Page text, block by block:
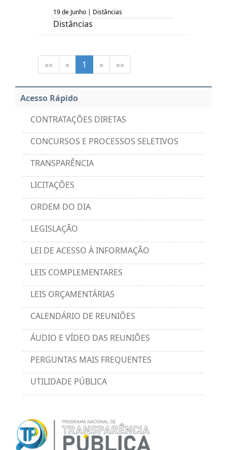
19 de Junho | Distâncias
Distâncias
«« « 1 » »»
Acesso Rápido
CONTRATAÇÕES DIRETAS
CONCURSOS E PROCESSOS SELETIVOS
TRANSPARÊNCIA
LICITAÇÕES
ORDEM DO DIA
LEGISLAÇÃO
LEI DE ACESSO À INFORMAÇÃO
LEIS COMPLEMENTARES
LEIS ORÇAMENTÁRIAS
CALENDÁRIO DE REUNIÕES
ÁUDIO E VÍDEO DAS REUNIÕES
PERGUNTAS MAIS FREQUENTES
UTILIDADE PÚBLICA